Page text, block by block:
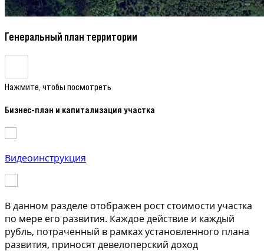
Генеральный план территории
Нажмите, чтобы посмотреть
Бизнес-план и капитализация участка
Видеоинструкция
В данном разделе отображен рост стоимости участка
по мере его развития. Каждое действие и каждый
рубль, потраченный в рамках установленного плана
развития, приносят девелоперский доход